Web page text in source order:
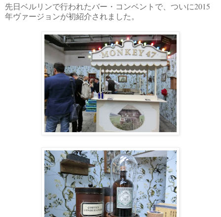
先日ベルリンで行われたバー・コンベントで、ついに2015
年ヴァージョンが初紹介されました。